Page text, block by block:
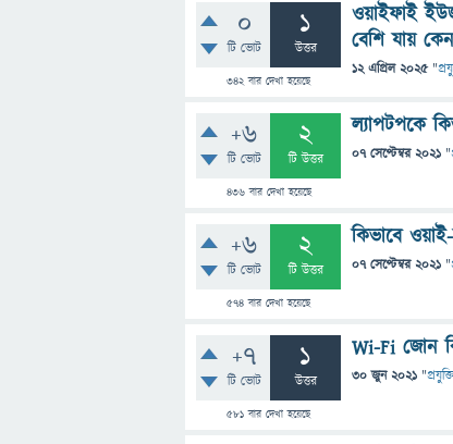
0
টি ভোট
1
উত্তর
342বার দেখা হয়েছে
ওয়াইফাই
বেশি যায়
12 এপ্রিল 2025 "
+6
টি ভোট
2
টি উত্তর
436বার দেখা হয়েছে
ল্যাপটপকে
07 সেপ্টেম্বর 2021 "
+6
টি ভোট
2
টি উত্তর
574 বার দেখা হয়েছে
কিভাবে
07 সেপ্টেম্বর 2021 "
+7
টি ভোট
1
উত্তর
581 বার দেখা হয়েছে
Wi-Fi জোন
30 জুন 2021 "প্রযুক্তি